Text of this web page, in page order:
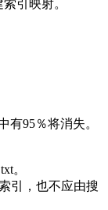
引映射。
有95％将消失。
。
引，也不应由搜